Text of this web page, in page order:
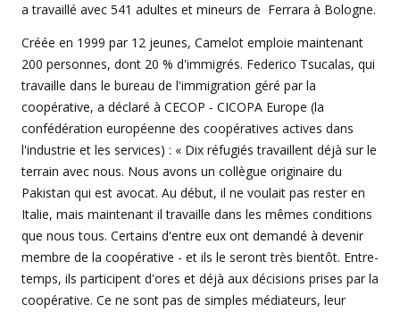
a travaillé avec 541 adultes et mineurs de Ferrara à Bologne.
Créée en 1999 par 12 jeunes, Camelot emploie maintenant
200 personnes, dont 20 % d'immigrés. Federico Tsucalas, qui
travaille dans le bureau de l'immigration géré par la
coopérative, a déclaré à CECOP - CICOPA Europe (la
confédération européenne des coopératives actives dans
l'industrie et les services) : « Dix réfugiés travaillent déjà sur le
terrain avec nous. Nous avons un collègue originaire du
Pakistan qui est avocat. Au début, il ne voulait pas rester en
Italie, mais maintenant il travaille dans les mêmes conditions
que nous tous. Certains d'entre eux ont demandé à devenir
membre de la coopérative - et ils le seront très bientôt. Entre-
temps, ils participent d'ores et déjà aux décisions prises par la
coopérative. Ce ne sont pas de simples médiateurs, leur